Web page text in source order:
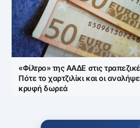
«Φίλτρο» της ΑΑΔΕ στις
Πότε το χαρτζιλίκι και οι
κρυφή δωρεά